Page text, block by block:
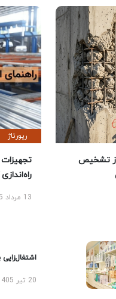
تشخیص
رپورتاژ
تجهیزات
13 مرداد 1405
اشتغال‌زایی
20 تیر 1405